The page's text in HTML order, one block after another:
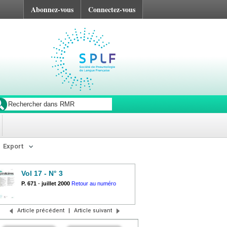
Abonnez-vous Connectez-vous
Export
Vol 17 - N° 3
P. 671 - juillet 2000 Retour au numéro
Article précédent | Article suivant